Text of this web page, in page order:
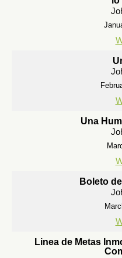
Una
Boleto
Linea de Metas